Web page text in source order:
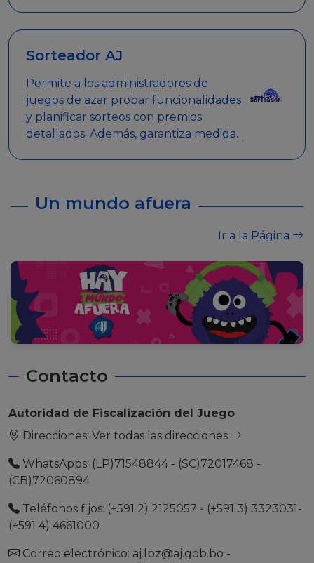
Sorteador AJ
Permite a los administradores de
juegos de azar probar funcionalidades
y planificar sorteos con premios
detallados. Además, garantiza medidas
Un mundo afuera
Ir a la Página
Contacto
Autoridad de Fiscalización del Juego
Direcciones: Ver todas las direcciones
WhatsApps: (LP)71548844 - (SC)72017468 -
(CB)72060894
Teléfonos fijos: (+591 2) 2125057 - (+591 3) 3323031-
(+591 4) 4661000
Correo electrónico: aj.lpz@aj.gob.bo -